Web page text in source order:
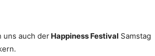
uns auch der Happiness Festival Samstag